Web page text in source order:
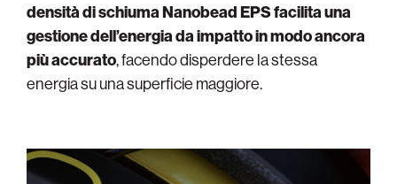
densità di schiuma Nanobead EPS facilita una
gestione dell’energia da impatto in modo ancora
più accurato, facendo disperdere la stessa
energia su una superficie maggiore.